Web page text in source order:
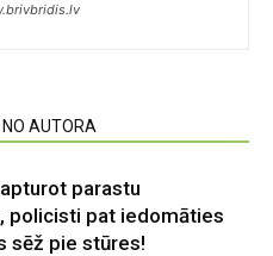
AUTORA
parastu
policisti pat iedomāties
sēž pie stūres!